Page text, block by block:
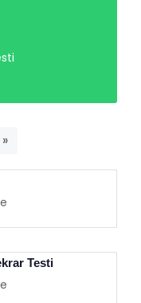
»
Testi